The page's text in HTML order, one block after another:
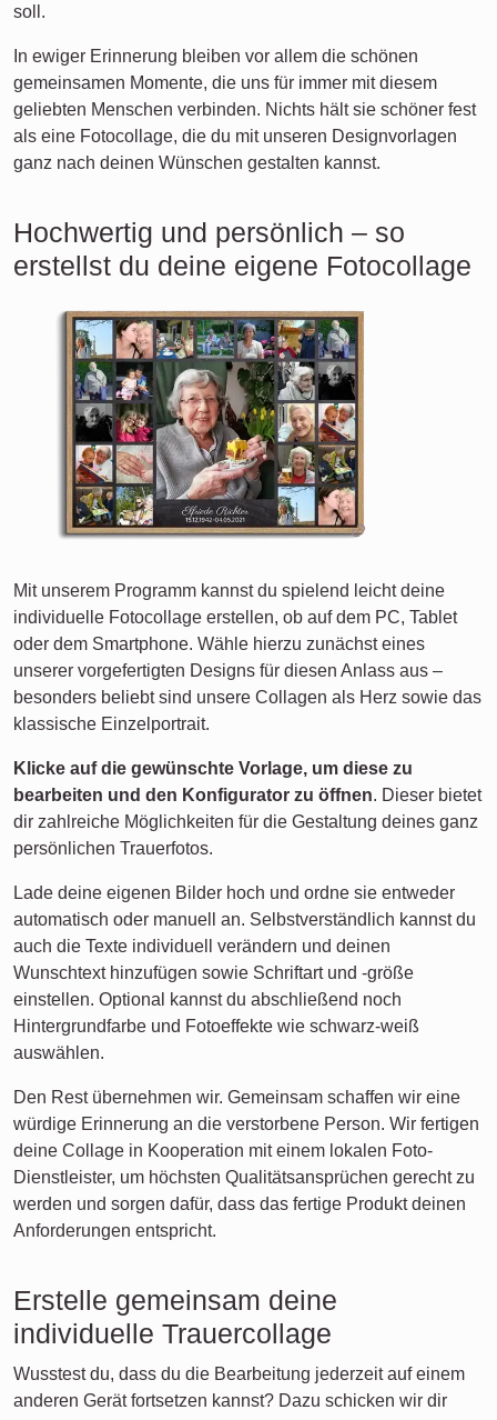
soll.
In ewiger Erinnerung bleiben vor allem die schönen
gemeinsamen Momente, die uns für immer mit diesem
geliebten Menschen verbinden. Nichts hält sie schöner fest
als eine Fotocollage, die du mit unseren Designvorlagen
ganz nach deinen Wünschen gestalten kannst.
Hochwertig und persönlich – so
erstellst du deine eigene Fotocollage
Mit unserem Programm kannst du spielend leicht deine
individuelle Fotocollage erstellen, ob auf dem PC, Tablet
oder dem Smartphone. Wähle hierzu zunächst eines
unserer vorgefertigten Designs für diesen Anlass aus –
besonders beliebt sind unsere Collagen als Herz sowie das
klassische Einzelportrait.
Klicke auf die gewünschte Vorlage, um diese zu
bearbeiten und den Konfigurator zu öffnen. Dieser bietet
dir zahlreiche Möglichkeiten für die Gestaltung deines ganz
persönlichen Trauerfotos.
Lade deine eigenen Bilder hoch und ordne sie entweder
automatisch oder manuell an. Selbstverständlich kannst du
auch die Texte individuell verändern und deinen
Wunschtext hinzufügen sowie Schriftart und -größe
einstellen. Optional kannst du abschließend noch
Hintergrundfarbe und Fotoeffekte wie schwarz-weiß
auswählen.
Den Rest übernehmen wir. Gemeinsam schaffen wir eine
würdige Erinnerung an die verstorbene Person. Wir fertigen
deine Collage in Kooperation mit einem lokalen Foto-
Dienstleister, um höchsten Qualitätsansprüchen gerecht zu
werden und sorgen dafür, dass das fertige Produkt deinen
Anforderungen entspricht.
Erstelle gemeinsam deine
individuelle Trauercollage
Wusstest du, dass du die Bearbeitung jederzeit auf einem
anderen Gerät fortsetzen kannst? Dazu schicken wir dir